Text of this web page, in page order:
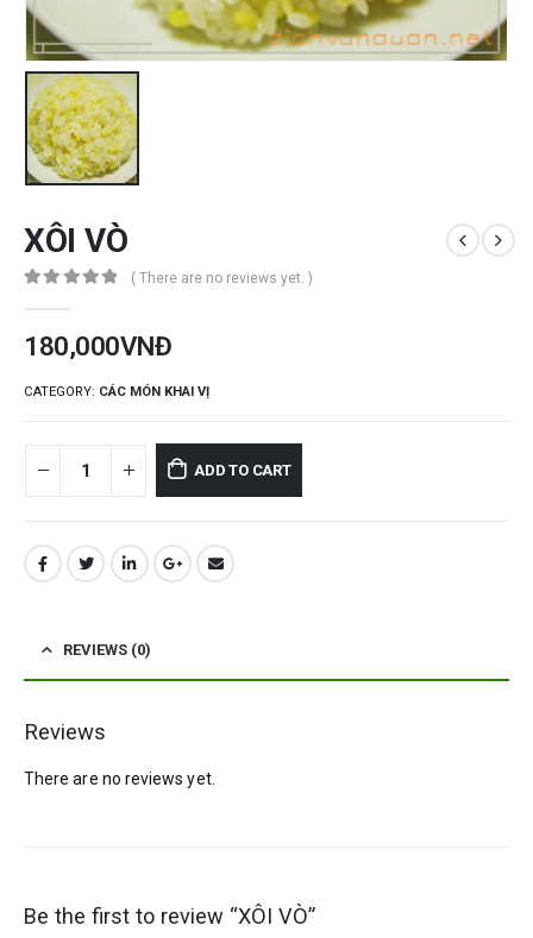
XÔI VÒ
( There are no reviews yet. )
180,000VNĐ
CATEGORY: CÁC MÓN KHAI VỊ
ADD TO CART
REVIEWS (0)
Reviews
There are no reviews yet.
Be the first to review “XÔI VÒ”